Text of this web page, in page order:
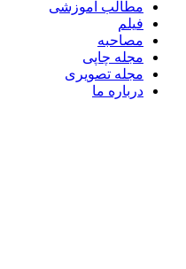
مطالب آموزشی
فیلم
مصاحبه
مجله چاپی
مجله تصویری
درباره ما